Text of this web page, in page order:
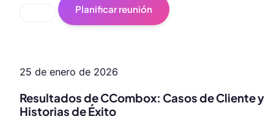
Planificar reunión
25 de enero de 2026
Resultados de CCombox: Casos de Cliente y
Historias de Éxito